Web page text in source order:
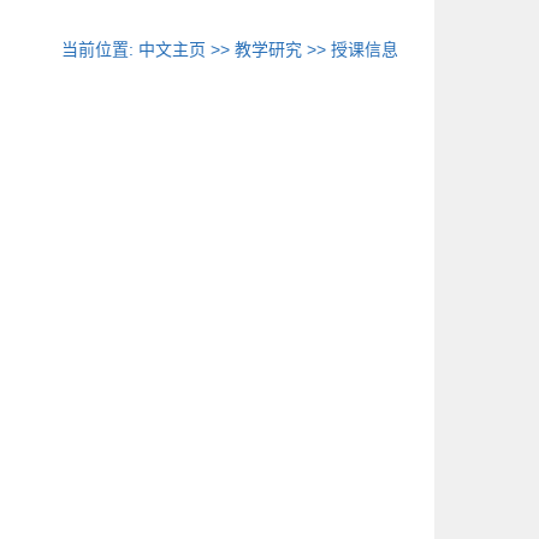
当前位置: 中文主页 >>教学研究 >>授课信息